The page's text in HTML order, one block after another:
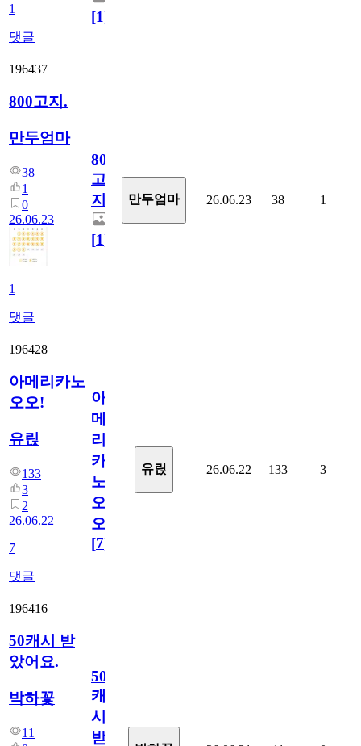
1
댓글
[1]
196437
800고지.
만두엄마
38
1
0
26.06.23
1
댓글
800
고
지.
[1]
만두엄마 26.06.23 38 1
196428
아메리카노
오오!
유릱
133
3
2
26.06.22
7
댓글
아
메
리
카
노
오
오!
[7]
유릱 26.06.22 133 3
196416
50캐시 받
았어요.
박하꽃
11
50
캐
시
받